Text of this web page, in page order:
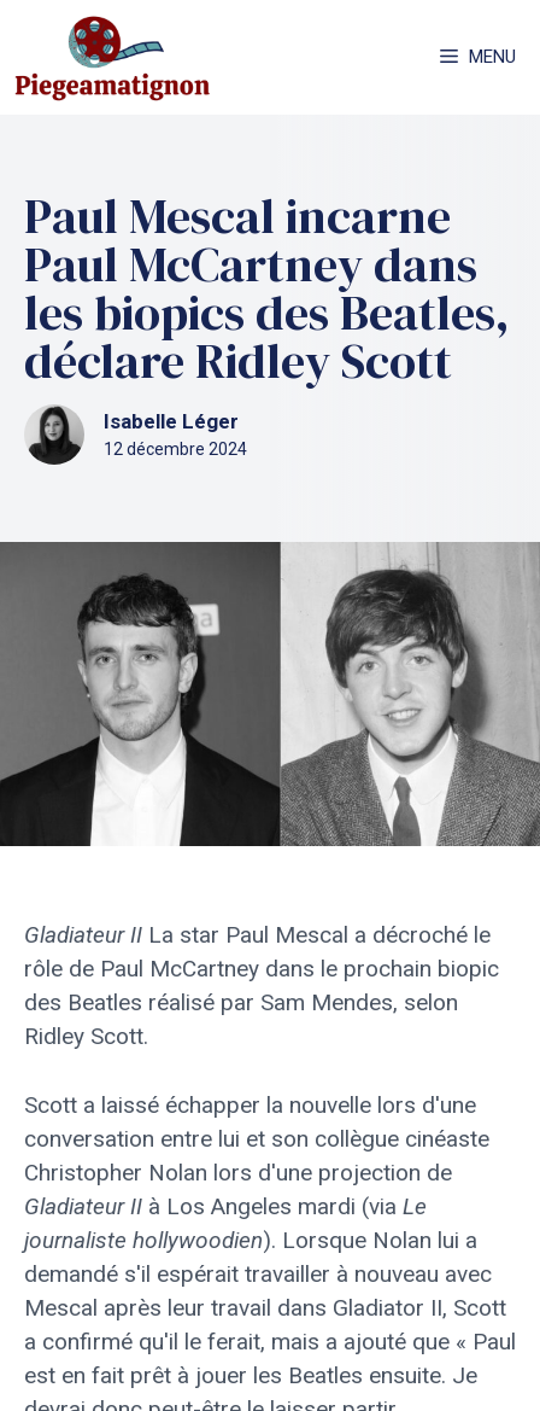
contenu
MENU
Paul Mescal incarne
Paul McCartney dans
les biopics des Beatles,
déclare Ridley Scott
Isabelle Léger
12 décembre 2024
Gladiateur II La star Paul Mescal a décroché le
rôle de Paul McCartney dans le prochain biopic
des Beatles réalisé par Sam Mendes, selon
Ridley Scott.
Scott a laissé échapper la nouvelle lors d'une
conversation entre lui et son collègue cinéaste
Christopher Nolan lors d'une projection de
Gladiateur II à Los Angeles mardi (via Le
journaliste hollywoodien). Lorsque Nolan lui a
demandé s'il espérait travailler à nouveau avec
Mescal après leur travail dans Gladiator II, Scott
a confirmé qu'il le ferait, mais a ajouté que « Paul
est en fait prêt à jouer les Beatles ensuite. Je